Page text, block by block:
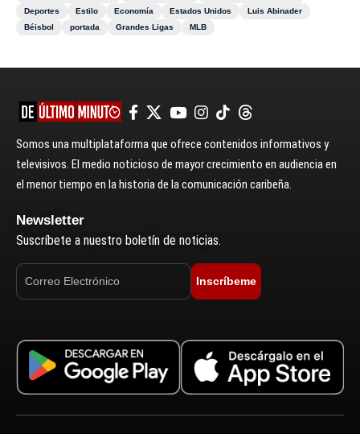
Deportes
Estilo Economía Estados Unidos
Luis Abinader
Béisbol
portada Grandes Ligas MLB
Somos una multiplataforma que ofrece contenidos informativos y
televisivos. El medio noticioso de mayor crecimiento en audiencia en
el menor tiempo en la historia de la comunicación caribeña.
Newsletter
Suscríbete a nuestro boletín de noticias.
Inscríbeme